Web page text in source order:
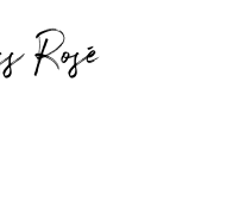
Rosé